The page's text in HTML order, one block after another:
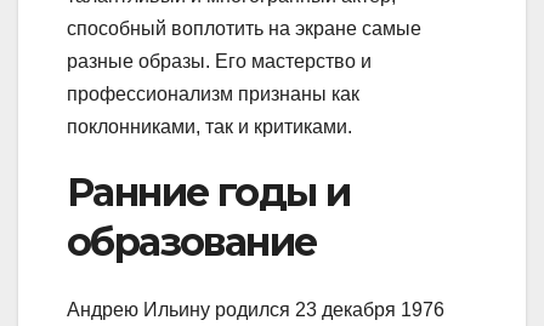
способный воплотить на экране самые
разные образы. Его мастерство и
профессионализм признаны как
поклонниками, так и критиками.
Ранние годы и
образование
Андрею Ильину родился 23 декабря 1976